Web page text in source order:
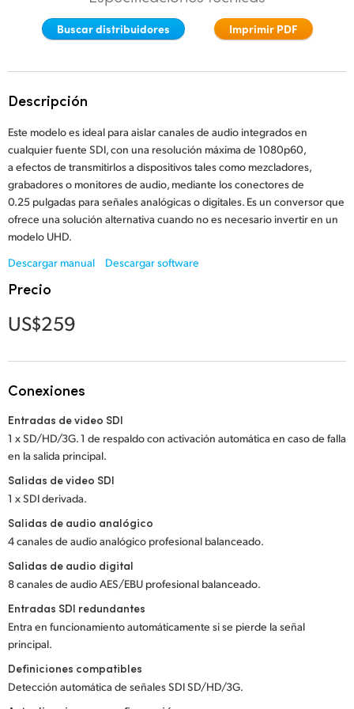
India
Italy
Japan
Malaysia
New Zealand
Norway
Poland
Singapore
South Africa
Sweden
Turkey
Buscar distribuidores Imprimir PDF
Descripción
Este modelo es ideal para aislar canales de audio integrados en
cualquier fuente SDI, con una resolución máxima de 1080p60,
a efectos de transmitirlos a dispositivos tales como mezcladores,
grabadores o monitores de audio, mediante los conectores de
0.25 pulgadas para señales analógicas o digitales. Es un conversor que
ofrece una solución alternativa cuando no es necesario invertir en un
modelo UHD.
Descargar manual
Descargar software
Precio
US$259
Conexiones
Entradas de video SDI
1 x SD/HD/3G. 1 de respaldo con activación automática en caso de falla
en la salida principal.
Salidas de video SDI
1 x SDI derivada.
Salidas de audio analógico
4 canales de audio analógico profesional balanceado.
Salidas de audio digital
8 canales de audio AES/EBU profesional balanceado.
Entradas SDI redundantes
Entra en funcionamiento automáticamente si se pierde la señal
principal.
Definiciones compatibles
Detección automática de señales SDI SD/HD/3G.